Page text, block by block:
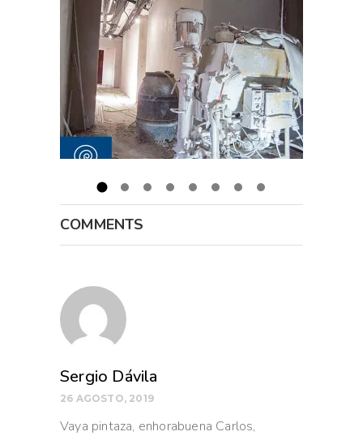
COMMENTS
Sergio Dávila
26 AGOSTO, 2019
Vaya pintaza, enhorabuena Carlos,